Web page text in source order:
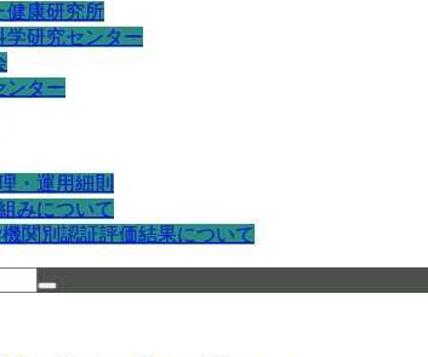
健康研究所
学研究センター
ンター
・運用細則
みについて
関別認証評価結果について